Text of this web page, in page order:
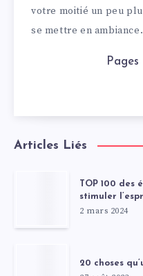
votre moitié un peu
se mettre en ambiance.
Pages
Articles Liés
TOP 100 des
stimuler
2 mars 2024
20 choses